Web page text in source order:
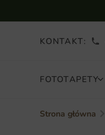
KONTAKT:
FOTOTAPETY
Strona główna